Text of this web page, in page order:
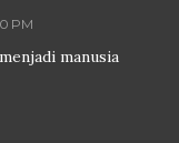
PM
manusia